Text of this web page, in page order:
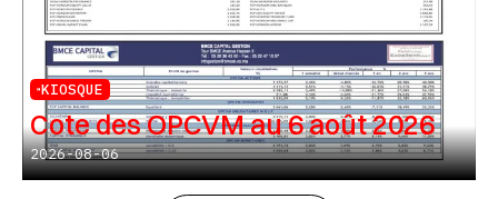
KIOSQUE
Cote des OPCVM au 6 août 2026
2026-08-06